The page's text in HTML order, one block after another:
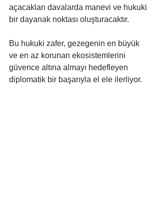
açacakları davalarda manevi ve hukuki
bir dayanak noktası oluşturacaktır.
Bu hukuki zafer, gezegenin en büyük
ve en az korunan ekosistemlerini
güvence altına almayı hedefleyen
diplomatik bir başarıyla el ele ilerliyor.